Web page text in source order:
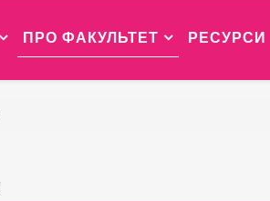
ПРО ФАКУЛЬТЕТ РЕСУРСИ